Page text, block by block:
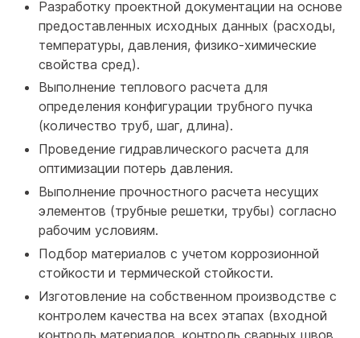
Разработку проектной документации на основе
предоставленных исходных данных (расходы,
температуры, давления, физико-химические
свойства сред).
Выполнение теплового расчета для
определения конфигурации трубного пучка
(количество труб, шаг, длина).
Проведение гидравлического расчета для
оптимизации потерь давления.
Выполнение прочностного расчета несущих
элементов (трубные решетки, трубы) согласно
рабочим условиям.
Подбор материалов с учетом коррозионной
стойкости и термической стойкости.
Изготовление на собственном производстве с
контролем качества на всех этапах (входной
контроль материалов, контроль сварных швов,